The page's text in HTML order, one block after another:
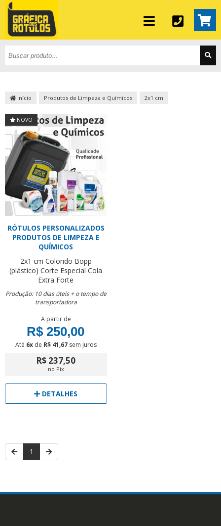
Início Produtos de Limpeza e Químicos 2x1 cm
NOVO
RÓTULOS PERSONALIZADOS
PRODUTOS DE LIMPEZA E
QUÍMICOS
2x1 cm Colorido Bopp
(plástico) Corte Especial Cola
Extra Forte
Produção: 10 dias úteis + o tempo de
transportadora
A partir de
R$ 250,00
Até 6xde R$ 41,67sem juros
R$ 237,50
no Pix
DETALHES
1